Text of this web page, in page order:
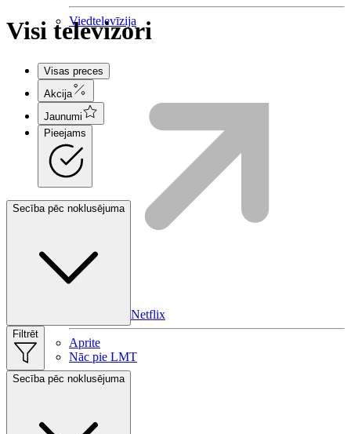
Viedtelevīzija
HBO Max | Netflix
Aprite
Nāc pie LMT
Visi televizori
Visas preces
Akcija
Jaunumi
Pieejams
Secība pēc noklusējuma
Filtrēt
Secība pēc noklusējuma